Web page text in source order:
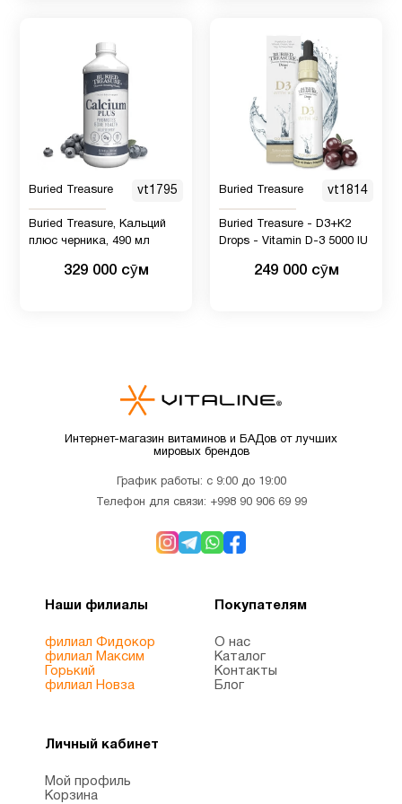
Buried Treasure vt1795
Buried Treasure, Кальций
плюс черника, 490 мл
329 000 сӯм
Buried Treasure vt1814
Buried Treasure - D3+K2
Drops - Vitamin D-3 5000 IU
249 000 сӯм
Интернет-магазин витаминов и БАДов от лучших
мировых брендов
График работы: с 9:00 до 19:00
Телефон для связи: +998 90 906 69 99
Наши филиалы
филиал Фидокор
филиал Максим
Горький
филиал Новза
Покупателям
О нас
Каталог
Контакты
Блог
Личный кабинет
Мой профиль
Корзина